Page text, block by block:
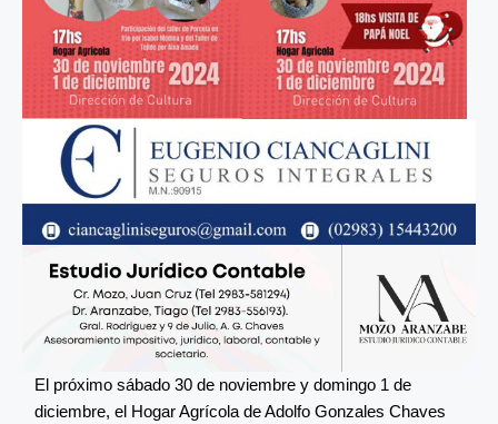
El próximo sábado 30 de noviembre y domingo 1 de
diciembre, el Hogar Agrícola de Adolfo Gonzales Chaves